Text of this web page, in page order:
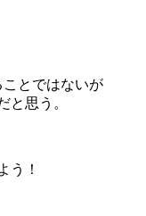
とではないが
と思う。
う！